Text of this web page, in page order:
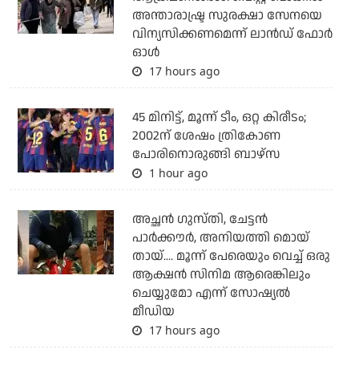
അന്താരാഷ്ട്ര സുരക്ഷാ സേനയെ
വിന്യസിക്കണമെന്ന് ലാന്‍ഡ് ഫോര്‍
ഓള്‍
17 hours ago
45 മിനിട്ട്, മൂന്ന് ടീം, ഒറ്റ കിരീടം;
2002ന് ശേഷം ത്രികോണ
പോരിനൊരുങ്ങി ബാഴ്‌സ
1 hour ago
അച്ഛന്‍ ഗുസ്തി, ചേട്ടന്‍
പാര്‍ക്കൗര്‍, അനിയത്തി മൊയ്
തായ്.... മൂന്ന് പേരെയും വെച്ച് ഒരു
ആക്ഷന്‍ സിനിമ ആരെങ്കിലും
ചെയ്യുമോ എന്ന് സോഷ്യല്‍
മീഡിയ
17 hours ago